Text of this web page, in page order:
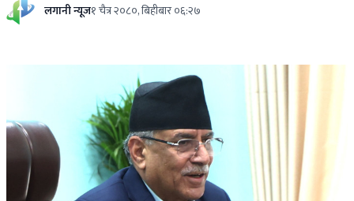
लगानी न्यूज१ चैत्र २०८०, बिहीबार ०६:२७